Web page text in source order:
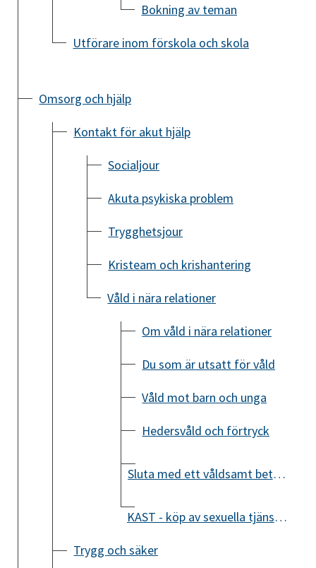
Bokning av teman
Utförare inom förskola och skola
Omsorg och hjälp
Kontakt för akut hjälp
Socialjour
Akuta psykiska problem
Trygghetsjour
Kristeam och krishantering
Våld i nära relationer
Om våld i nära relationer
Du som är utsatt för våld
Våld mot barn och unga
Hedersvåld och förtryck
Sluta med ett våldsamt beteende
KAST - köp av sexuella tjänster
Trygg och säker